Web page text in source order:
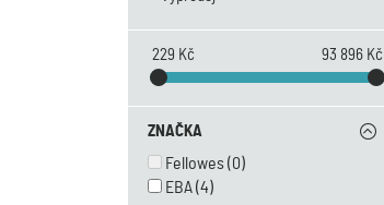
229 Kč 93 896 Kč
ZNAČKA
Fellowes(0)
EBA(4)